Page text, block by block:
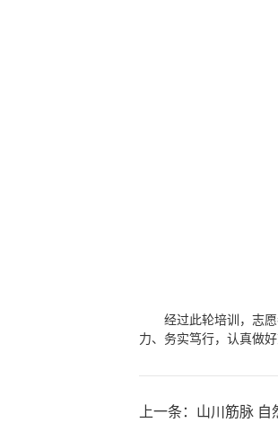
经过此轮培训，志
力、务实笃行，认真做
上一条： 山川筋脉